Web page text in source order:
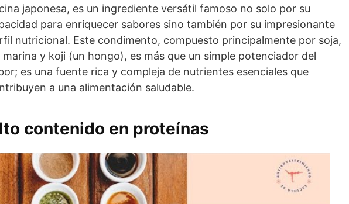
japonesa, es un ingrediente versátil famoso no solo por su
para enriquecer sabores sino también por su impresionante
nutricional. Este condimento, compuesto principalmente por soja,
marina y koji (un hongo), es más que un simple potenciador del
es una fuente rica y compleja de nutrientes esenciales que
a una alimentación saludable.
contenido en proteínas